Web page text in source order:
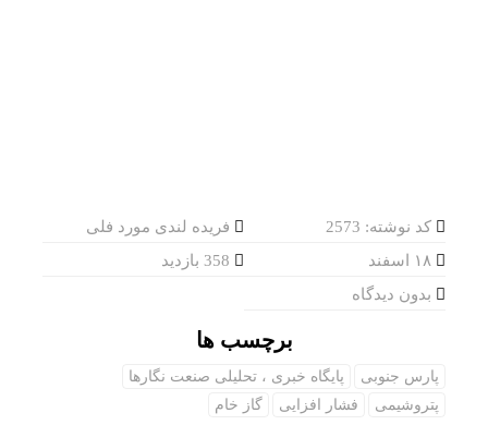
کد نوشته: 2573
فریده لندی مورد فلی
بدون دیدگاه
برچسب ها
پارس جنوبی
پایگاه خبری ، تحلیلی صنعت نگارها
پتروشیمی
فشار افزایی گاز خام